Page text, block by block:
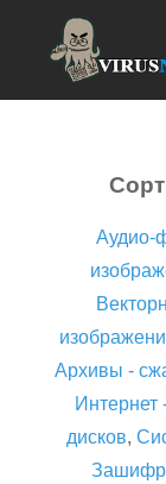
Аудио-
Архивы -
дисков,